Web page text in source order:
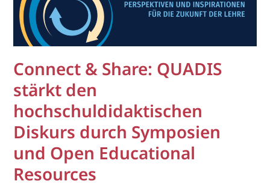
Connect & Share: QUADIS
stärkt den
hochschuldidaktischen
Diskurs durch Symposien
und Open Educational
Resources